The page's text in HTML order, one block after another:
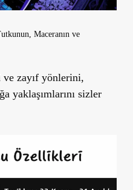
Maceranın ve
zayıf yönlerini,
yaklaşımlarını sizler